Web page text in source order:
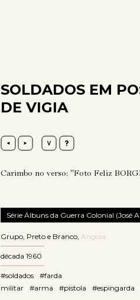
SOLDADOS EM
DE VIGIA
Carimbo no verso: "Foto Feliz
Série Álbuns da Guerra Colonial (José
Grupo, Preto e Branco, Angola
década 1960
#soldados
#farda
militar
#arma #pistola #espingarda